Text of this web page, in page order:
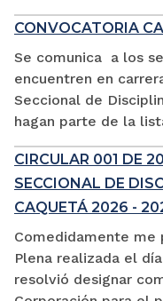
CONVOCATORIA
Se comunica a los
encuentren en
Seccional de
hagan parte de la
CIRCULAR 001 DE
SECCIONAL DE
CAQUETÁ 2026 -
Comedidamente me
Plena realizada el
resolvió designar